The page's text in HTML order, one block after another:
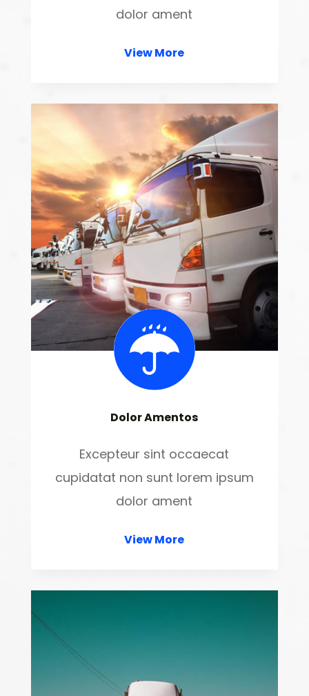
dolor ament
View More
Dolor Amentos
Excepteur sint occaecat
cupidatat non sunt lorem ipsum
dolor ament
View More